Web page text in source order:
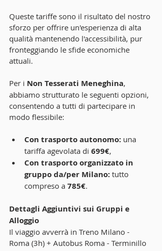
Queste tariffe sono il risultato del nostro
sforzo per offrire un'esperienza di alta
qualità mantenendo l'accessibilità, pur
fronteggiando le sfide economiche
attuali.
Per i Non Tesserati Meneghina,
abbiamo strutturato le seguenti opzioni,
consentendo a tutti di partecipare in
modo flessibile:
Con trasporto autonomo: una
tariffa agevolata di 699€,
Con trasporto organizzato in
gruppo da/per Milano: tutto
compreso a 785€.
Dettagli Aggiuntivi sui Gruppi e
Alloggio
Il viaggio avverrà in Treno Milano -
Roma (3h) + Autobus Roma - Terminillo